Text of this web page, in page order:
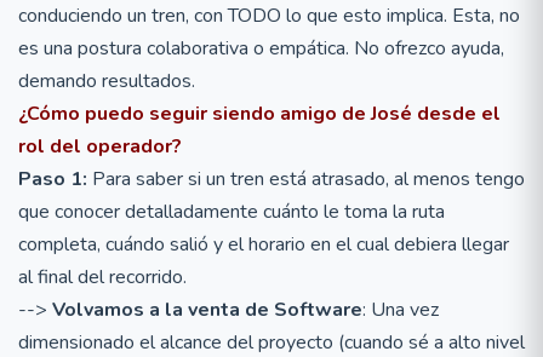
conduciendo un tren, con TODO lo que esto implica. Esta, no
es una postura colaborativa o empática. No ofrezco ayuda,
demando resultados.
¿Cómo puedo seguir siendo amigo de José desde el
rol del operador?
Paso 1: Para saber si un tren está atrasado, al menos tengo
que conocer detalladamente cuánto le toma la ruta
completa, cuándo salió y el horario en el cual debiera llegar
al final del recorrido.
--> Volvamos a la venta de Software: Una vez
dimensionado el alcance del proyecto (cuando sé a alto nivel